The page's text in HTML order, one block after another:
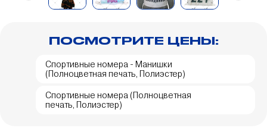
ПОСМОТРИТЕ ЦЕНЫ:
Спортивные номера - Манишки
(Полноцветная печать, Полиэстер)
Спортивные номера (Полноцветная
печать, Полиэстер)